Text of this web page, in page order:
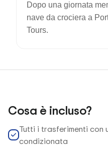
Dopo una giornata
nave da crociera a
Tours.
Cosa è incluso?
Tutti i trasferimenti con
condizionata